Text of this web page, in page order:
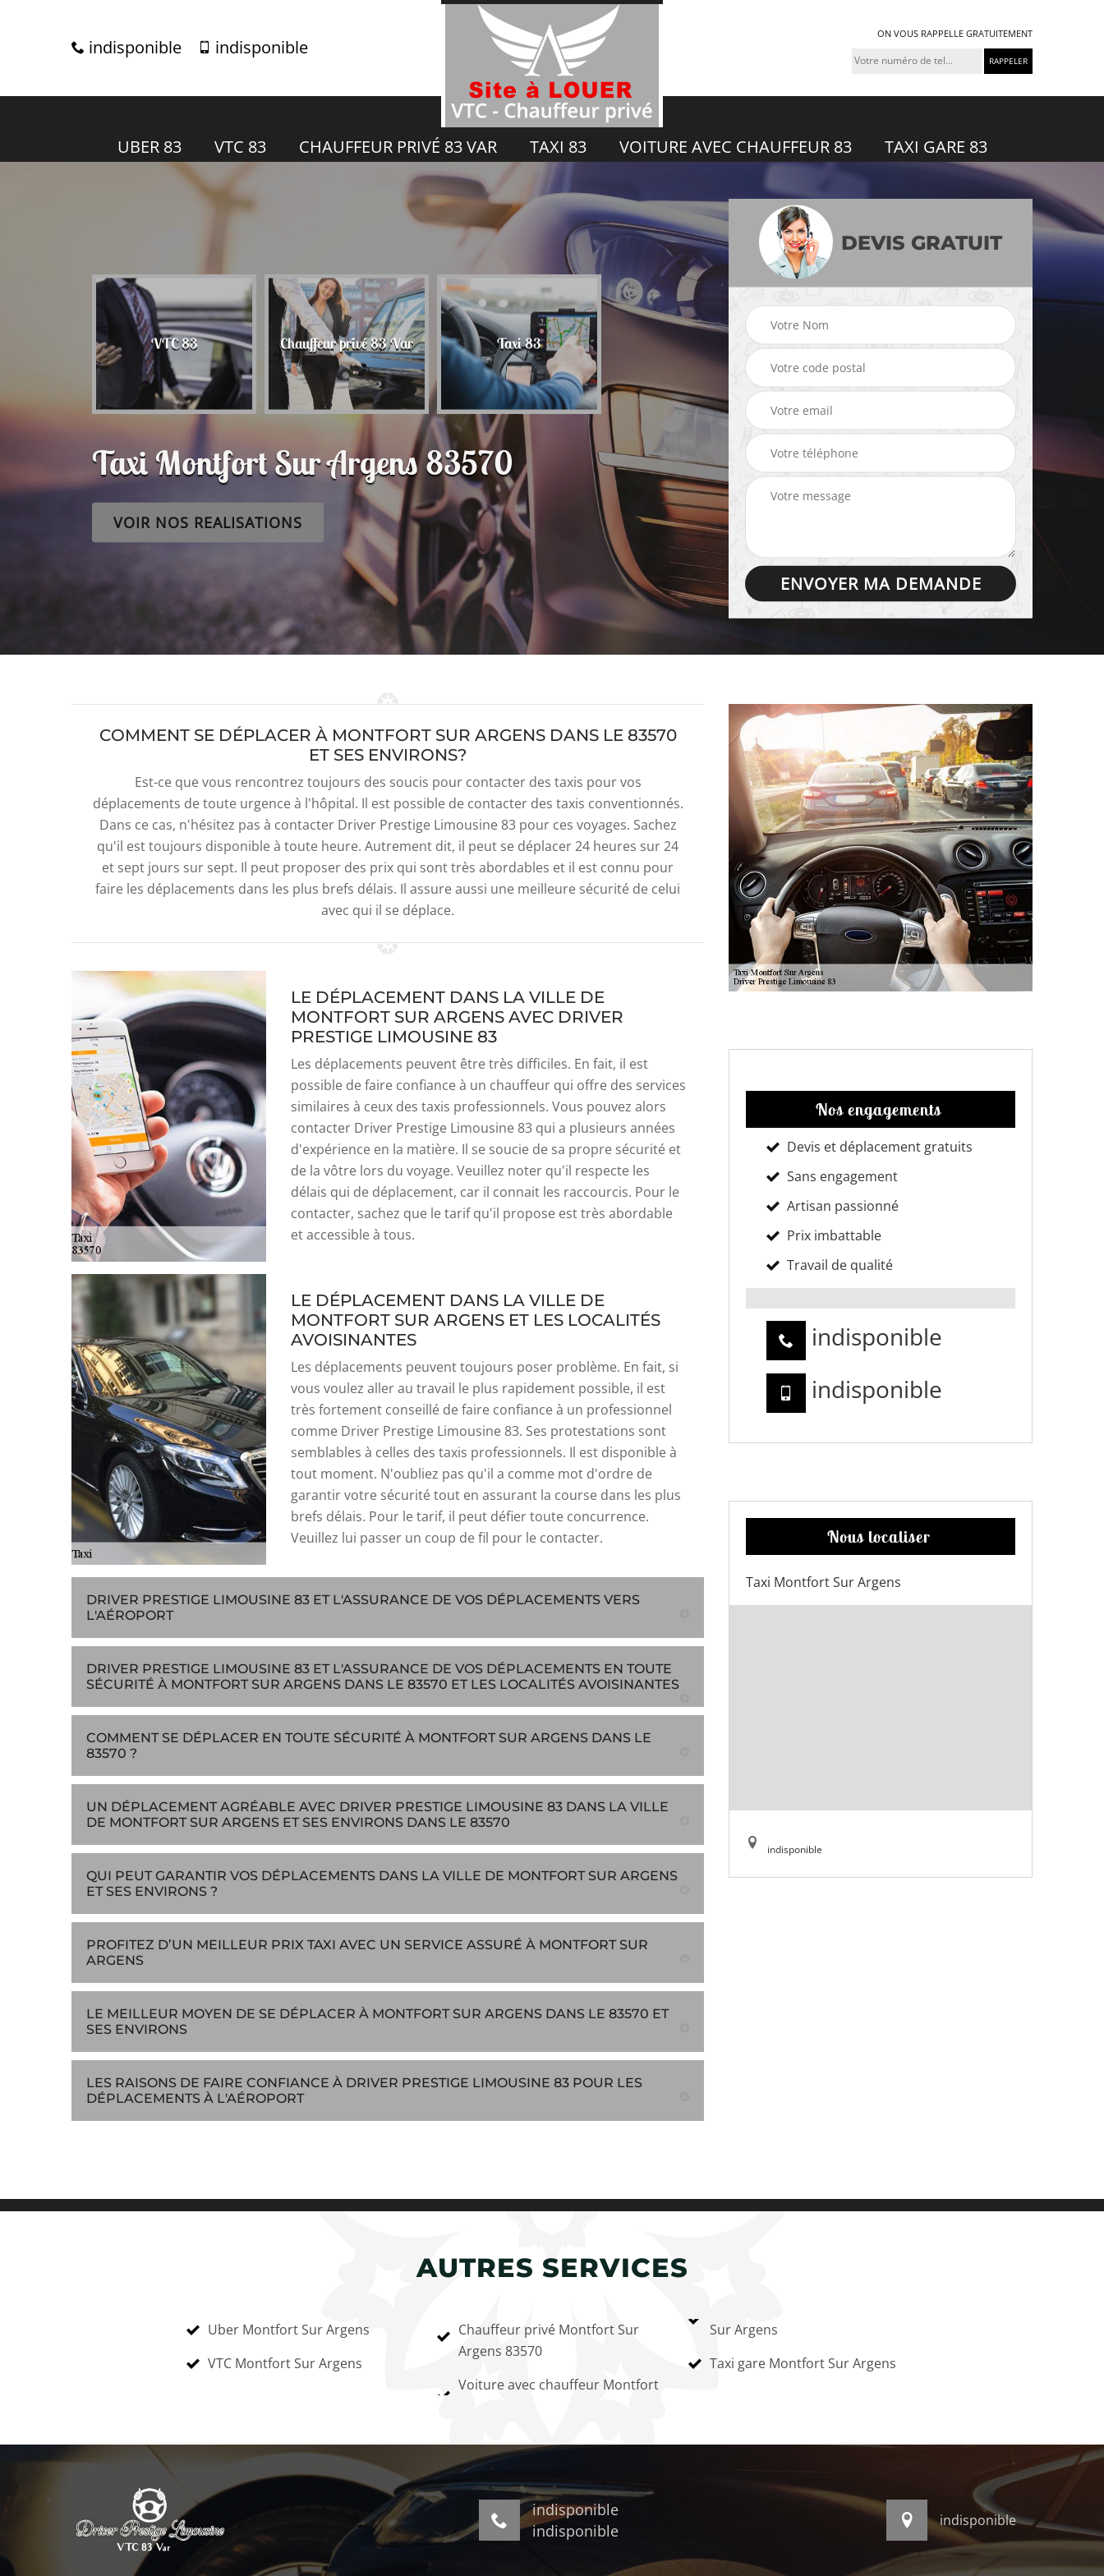
indisponible indisponible
ON VOUS RAPPELLE GRATUITEMENT
UBER 83 VTC 83 CHAUFFEUR PRIVÉ 83 VAR TAXI 83 VOITURE AVEC CHAUFFEUR 83 TAXI GARE 83
VTC 83 Chauffeur privé 83 Var Taxi 83 Voiture avec chauffeur
83 Taxi gare 83
Taxi Montfort Sur Argens 83570
VOIR NOS REALISATIONS
DEVIS GRATUIT
COMMENT SE DÉPLACER À MONTFORT SUR ARGENS DANS LE 83570
ET SES ENVIRONS?
Est-ce que vous rencontrez toujours des soucis pour contacter des taxis pour vos
déplacements de toute urgence à l'hôpital. Il est possible de contacter des taxis conventionnés.
Dans ce cas, n'hésitez pas à contacter Driver Prestige Limousine 83 pour ces voyages. Sachez
qu'il est toujours disponible à toute heure. Autrement dit, il peut se déplacer 24 heures sur 24
et sept jours sur sept. Il peut proposer des prix qui sont très abordables et il est connu pour
faire les déplacements dans les plus brefs délais. Il assure aussi une meilleure sécurité de celui
avec qui il se déplace.
LE DÉPLACEMENT DANS LA VILLE DE
MONTFORT SUR ARGENS AVEC DRIVER
PRESTIGE LIMOUSINE 83
Les déplacements peuvent être très difficiles. En fait, il est
possible de faire confiance à un chauffeur qui offre des services
similaires à ceux des taxis professionnels. Vous pouvez alors
contacter Driver Prestige Limousine 83 qui a plusieurs années
d'expérience en la matière. Il se soucie de sa propre sécurité et
de la vôtre lors du voyage. Veuillez noter qu'il respecte les
délais qui de déplacement, car il connait les raccourcis. Pour le
contacter, sachez que le tarif qu'il propose est très abordable
et accessible à tous.
LE DÉPLACEMENT DANS LA VILLE DE
MONTFORT SUR ARGENS ET LES LOCALITÉS
AVOISINANTES
Les déplacements peuvent toujours poser problème. En fait, si
vous voulez aller au travail le plus rapidement possible, il est
très fortement conseillé de faire confiance à un professionnel
comme Driver Prestige Limousine 83. Ses protestations sont
semblables à celles des taxis professionnels. Il est disponible à
tout moment. N'oubliez pas qu'il a comme mot d'ordre de
garantir votre sécurité tout en assurant la course dans les plus
brefs délais. Pour le tarif, il peut défier toute concurrence.
Veuillez lui passer un coup de fil pour le contacter.
DRIVER PRESTIGE LIMOUSINE 83 ET L'ASSURANCE DE VOS DÉPLACEMENTS VERS
L'AÉROPORT
DRIVER PRESTIGE LIMOUSINE 83 ET L'ASSURANCE DE VOS DÉPLACEMENTS EN TOUTE
SÉCURITÉ À MONTFORT SUR ARGENS DANS LE 83570 ET LES LOCALITÉS AVOISINANTES
COMMENT SE DÉPLACER EN TOUTE SÉCURITÉ À MONTFORT SUR ARGENS DANS LE
83570 ?
UN DÉPLACEMENT AGRÉABLE AVEC DRIVER PRESTIGE LIMOUSINE 83 DANS LA VILLE
DE MONTFORT SUR ARGENS ET SES ENVIRONS DANS LE 83570
QUI PEUT GARANTIR VOS DÉPLACEMENTS DANS LA VILLE DE MONTFORT SUR ARGENS
ET SES ENVIRONS ?
PROFITEZ D’UN MEILLEUR PRIX TAXI AVEC UN SERVICE ASSURÉ À MONTFORT SUR
ARGENS
LE MEILLEUR MOYEN DE SE DÉPLACER À MONTFORT SUR ARGENS DANS LE 83570 ET
SES ENVIRONS
LES RAISONS DE FAIRE CONFIANCE À DRIVER PRESTIGE LIMOUSINE 83 POUR LES
DÉPLACEMENTS À L'AÉROPORT
Nos engagements
Devis et déplacement gratuits
Sans engagement
Artisan passionné
Prix imbattable
Travail de qualité
indisponible
indisponible
Nous localiser
Taxi Montfort Sur Argens
indisponible
AUTRES SERVICES
Uber Montfort Sur Argens
VTC Montfort Sur Argens
Chauffeur privé Montfort Sur
Argens 83570
Voiture avec chauffeur Montfort
Sur Argens
Taxi gare Montfort Sur Argens
indisponible
indisponible
indisponible